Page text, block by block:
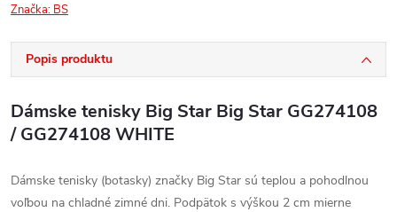
Značka: BS
Popis produktu
Dámske tenisky Big Star Big Star GG274108
/ GG274108 WHITE
Dámske tenisky (botasky) značky Big Star sú teplou a pohodlnou
voľbou na chladné zimné dni. Podpätok s výškou 2 cm mierne